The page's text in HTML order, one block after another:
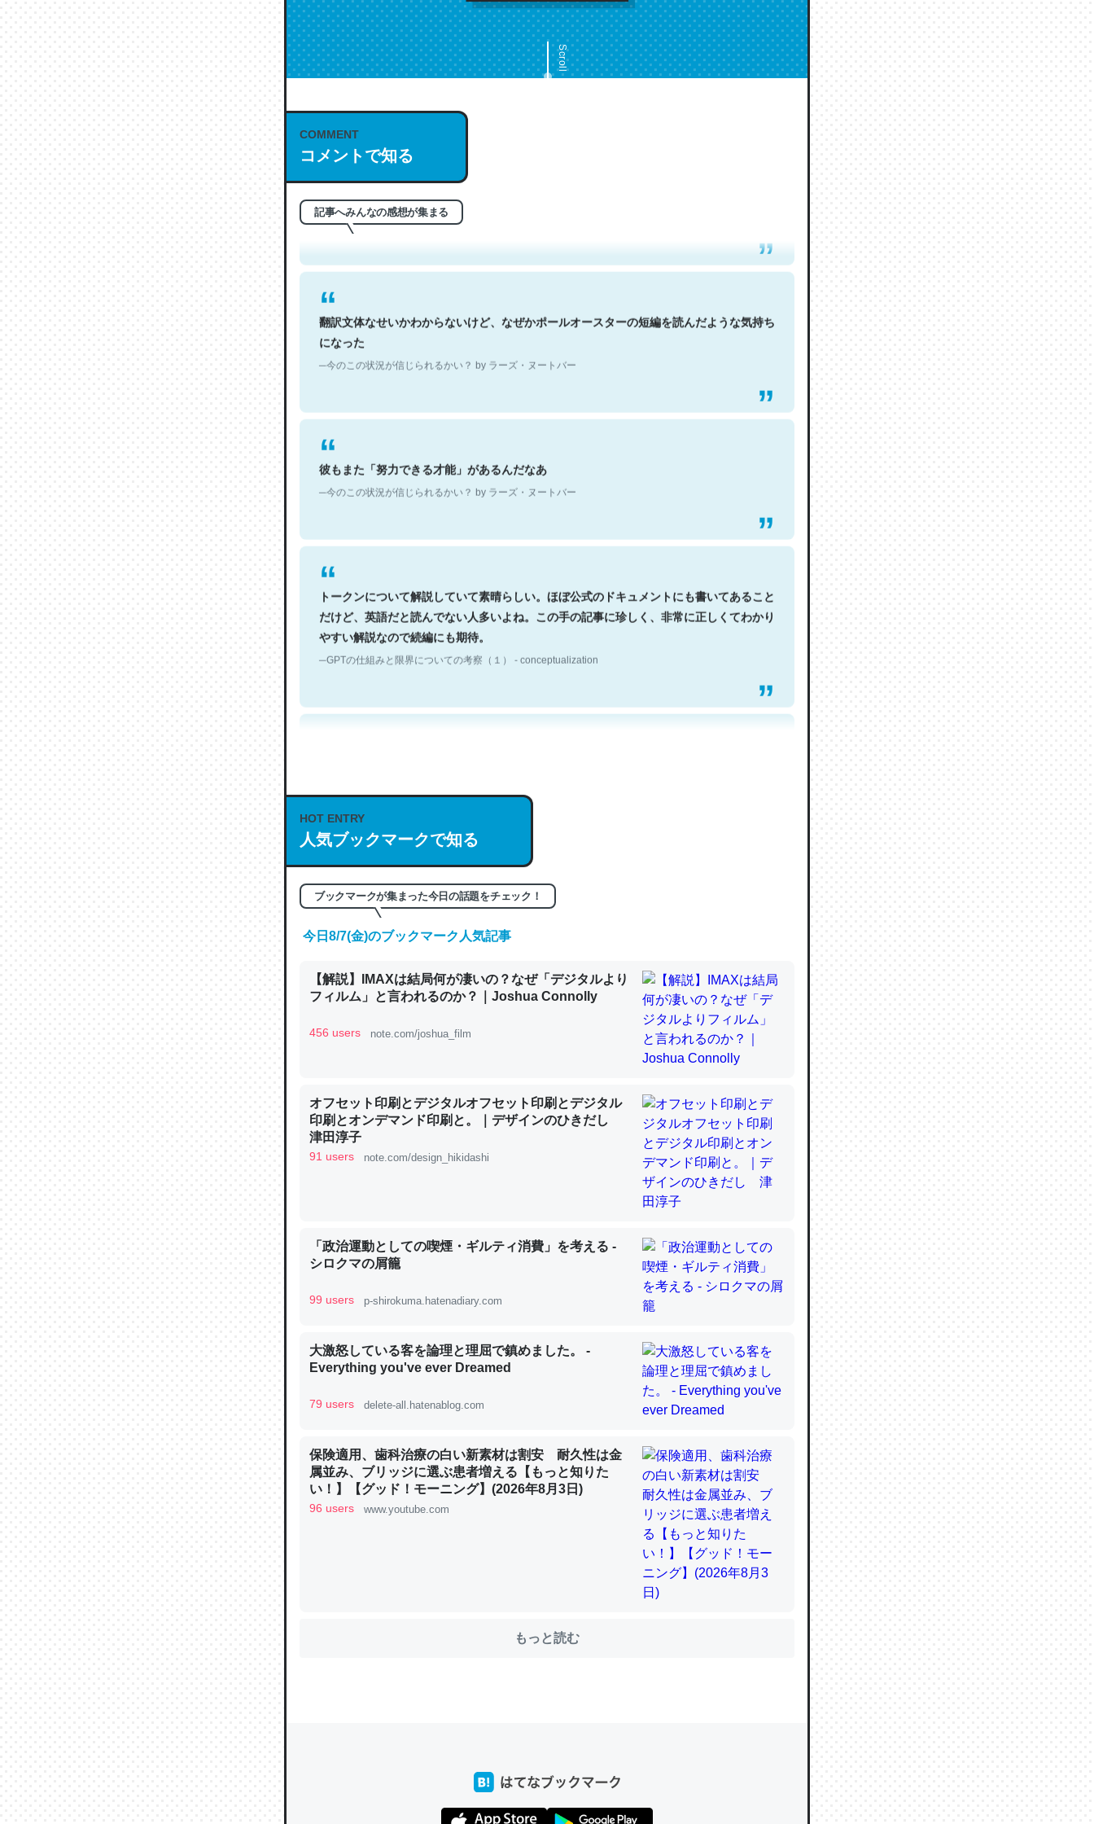
Scroll
COMMENT
コメントで知る
記事へみんなの感想が集まる
これは名文。彼はとてもクレバーなんだろうなと凄く思う。英語少しでも読める人は原文
もお勧め。自分はこの流れ好き。Let’s Fucking Go. Then Covid hit. Shit.
─今のこの状況が信じられるかい？ by ラーズ・ヌートバー
翻訳文体なせいかわからないけど、なぜかポールオースターの短編を読んだような気持ち
になった
─今のこの状況が信じられるかい？ by ラーズ・ヌートバー
彼もまた「努力できる才能」があるんだなあ
─今のこの状況が信じられるかい？ by ラーズ・ヌートバー
トークンについて解説していて素晴らしい。ほぼ公式のドキュメントにも書いてあること
だけど、英語だと読んでない人多いよね。この手の記事に珍しく、非常に正しくてわかり
やすい解説なので続編にも期待。
─GPTの仕組みと限界についての考察（１） - conceptualization
これは良記事。32768トークンだと英語小説100ページ分くらい。小説でいう「ずっと前
の伏線」は回収されないけど、短期記憶というには多い分量。進化すればするほど分かり
やすく強くなりそう
昆虫ってカルシウム少ないのか。知らんかった。調べたらコオロギのカルシウム分はエビ
─ニュース :: 【研究発表】昆虫学の大問題＝「昆虫はなぜ海にいないのか」に関する新仮説
論文では「淡水はカルシウムも酸素も不足してて両方に不利だから両方が拮抗してるので
チンを強化してる筈だが、酵素が違うのか？
─ニュース :: 【研究発表】昆虫学の大問題＝「昆虫はなぜ海にいないのか」に関する新仮説
これを元に考えるとカルシウムを大量に使う脊椎動物と貝類は苦労してるんだな…。腹足
類だと殻を無くしてナメクジになったり努力してるし。
ウチもEchoを実家に置いて４年。でたまに覗いてる。ぼちぼちRingも置こうかと画策
中。あと、Googleマップで位置情報を共有してる。電池残量や充電中かが分かるのでこ
─たまにLINEするくらいだった遠方の父67歳と僕。ITツール導入でコミュニケーションが劇的に変化し
HOT ENTRY
人気ブックマークで知る
ブックマークが集まった今日の話題をチェック！
今日8/7(金)のブックマーク人気記事
【解説】IMAXは結局何が凄いの？なぜ「デジタルより
フィルム」と言われるのか？｜Joshua Connolly
456 users note.com/joshua_film
オフセット印刷とデジタルオフセット印刷とデジタル
印刷とオンデマンド印刷と。｜デザインのひきだし
津田淳子
91 users note.com/design_hikidashi
「政治運動としての喫煙・ギルティ消費」を考える -
シロクマの屑籠
99 users p-shirokuma.hatenadiary.com
大激怒している客を論理と理屈で鎮めました。 -
Everything you've ever Dreamed
79 users delete-all.hatenablog.com
保険適用、歯科治療の白い新素材は割安 耐久性は金
属並み、ブリッジに選ぶ患者増える【もっと知りた
い！】【グッド！モーニング】(2026年8月3日)
96 users www.youtube.com
もっと読む